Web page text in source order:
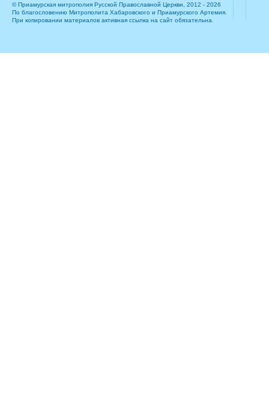
© Приамурская митрополия Русской Православной Церкви, 2012 - 2026
По благословению Митрополита Хабаровского и Приамурского Артемия.
При копировании материалов активная ссылка на сайт обязательна.